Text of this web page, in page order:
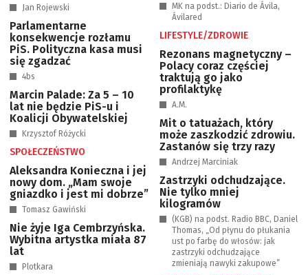
Jan Rojewski
Parlamentarne
konsekwencje rozłamu
PiS. Polityczna kasa musi
się zgadzać
4bs
Marcin Palade: Za 5 – 10
lat nie będzie PiS-u i
Koalicji Obywatelskiej
Krzysztof Różycki
SPOŁECZEŃSTWO
Aleksandra Konieczna i jej
nowy dom. „Mam swoje
gniazdko i jest mi dobrze”
Tomasz Gawiński
Nie żyje Iga Cembrzyńska.
Wybitna artystka miała 87
lat
Plotkara
MK na podst.: Diario de Ávila,
Ávilared
LIFESTYLE/ZDROWIE
Rezonans magnetyczny –
Polacy coraz częściej
traktują go jako
profilaktykę
A.M.
Mit o tatuażach, który
może zaszkodzić zdrowiu.
Zastanów się trzy razy
Andrzej Marciniak
Zastrzyki odchudzające.
Nie tylko mniej
kilogramów
(KGB) na podst. Radio BBC, Daniel
Thomas, „Od płynu do płukania
ust po farbę do włosów: jak
zastrzyki odchudzające
zmieniają nawyki zakupowe”